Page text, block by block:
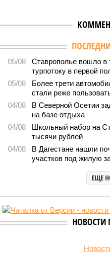
05/08
Ставрополье вошло в
турпотоку в первой
05/08
Более трети
стали реже
04/08
В Северной Осетии
на базе отдыха
04/08
Школьный набор на
тысячи рублей
04/08
В Дагестане нашли
участков под жилую
ЕЩЕ
НОВОСТИ